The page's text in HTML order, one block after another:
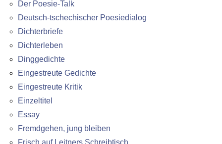
Der Poesie-Talk
Deutsch-tschechischer Poesiedialog
Dichterbriefe
Dichterleben
Dinggedichte
Eingestreute Gedichte
Eingestreute Kritik
Einzeltitel
Essay
Fremdgehen, jung bleiben